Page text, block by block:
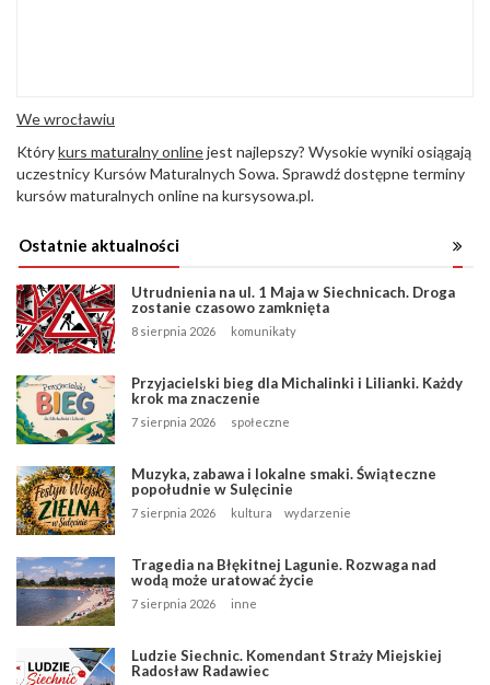
We wrocławiu
Którykurs maturalny onlinejest najlepszy? Wysokie wyniki osiągają
uczestnicy Kursów Maturalnych Sowa. Sprawdź dostępne terminy
kursów maturalnych online na kursysowa.pl.
Ostatnie aktualności
Utrudnienia na ul. 1 Maja w Siechnicach. Droga
zostanie czasowo zamknięta
8 sierpnia 2026 komunikaty
Przyjacielski bieg dla Michalinki i Lilianki. Każdy
krok ma znaczenie
7 sierpnia 2026 społeczne
Muzyka, zabawa i lokalne smaki. Świąteczne
popołudnie w Sulęcinie
7 sierpnia 2026 kultura wydarzenie
Tragedia na Błękitnej Lagunie. Rozwaga nad
wodą może uratować życie
7 sierpnia 2026 inne
Ludzie Siechnic. Komendant Straży Miejskiej
Radosław Radawiec